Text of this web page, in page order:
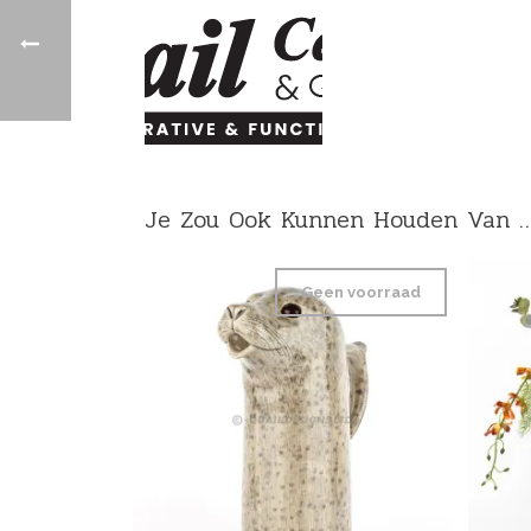
Je Zou Ook Kunnen Houden Van
Geen voorraad